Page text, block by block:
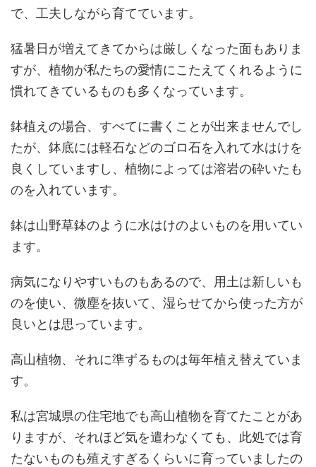
で、工夫しながら育てています。
猛暑日が増えてきてからは厳しくなった面もありま
すが、植物が私たちの愛情にこたえてくれるように
慣れてきているものも多くなっています。
鉢植えの場合、すべてに書くことが出来ませんでし
たが、鉢底には軽石などのゴロ石を入れて水はけを
良くしていますし、植物によっては溶岩の砕いたも
のを入れています。
鉢は山野草鉢のように水はけのよいものを用いてい
ます。
病気になりやすいものもあるので、用土は新しいも
のを使い、微塵を抜いて、湿らせてから使った方が
良いとは思っています。
高山植物、それに準ずるものは毎年植え替えていま
す。
私は宮城県の住宅地でも高山植物を育てたことがあ
りますが、それほど気を遣わなくても、此処では育
たないものも殖えすぎるくらいに育っていましたの